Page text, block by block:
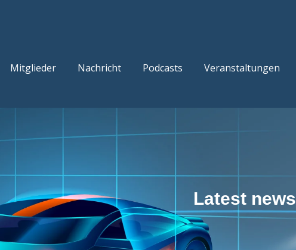
Mitglieder Nachricht Podcasts Veranstaltungen
Latest news